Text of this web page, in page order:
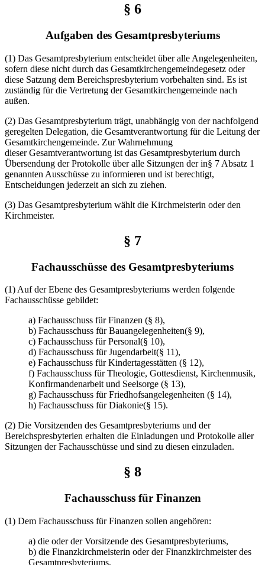
§ 6
Aufgaben des Gesamtpresbyteriums
(1) Das Gesamtpresbyterium entscheidet über alle Angelegenheiten,
sofern diese nicht durch das Gesamtkirchengemeindegesetz oder
diese Satzung dem Bereichspresbyterium vorbehalten sind. Es ist
zuständig für die Vertretung der Gesamtkirchengemeinde nach
außen.
(2) Das Gesamtpresbyterium trägt, unabhängig von der nachfolgend
geregelten Delegation, die Gesamtverantwortung für die Leitung der
Gesamtkirchengemeinde. Zur Wahrnehmung
dieser Gesamtverantwortung ist das Gesamtpresbyterium durch
Übersendung der Protokolle über alle Sitzungen der in§ 7 Absatz 1
genannten Ausschüsse zu informieren und ist berechtigt,
Entscheidungen jederzeit an sich zu ziehen.
(3) Das Gesamtpresbyterium wählt die Kirchmeisterin oder den
Kirchmeister.
§ 7
Fachausschüsse des Gesamtpresbyteriums
(1) Auf der Ebene des Gesamtpresbyteriums werden folgende
Fachausschüsse gebildet:
a) Fachausschuss für Finanzen (§ 8),
b) Fachausschuss für Bauangelegenheiten(§ 9),
c) Fachausschuss für Personal(§ 10),
d) Fachausschuss für Jugendarbeit(§ 11),
e) Fachausschuss für Kindertagesstätten (§ 12),
f) Fachausschuss für Theologie, Gottesdienst, Kirchenmusik,
Konfirmandenarbeit und Seelsorge (§ 13),
g) Fachausschuss für Friedhofsangelegenheiten (§ 14),
h) Fachausschuss für Diakonie(§ 15).
(2) Die Vorsitzenden des Gesamtpresbyteriums und der
Bereichspresbyterien erhalten die Einladungen und Protokolle aller
Sitzungen der Fachausschüsse und sind zu diesen einzuladen.
§ 8
Fachausschuss für Finanzen
(1) Dem Fachausschuss für Finanzen sollen angehören:
a) die oder der Vorsitzende des Gesamtpresbyteriums,
b) die Finanzkirchmeisterin oder der Finanzkirchmeister des
Gesamtpresbyteriums,